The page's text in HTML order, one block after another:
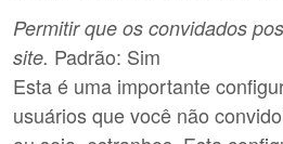
Permitir que os convidados
site. Padrão: Sim
Esta é uma importante
usuários que você não